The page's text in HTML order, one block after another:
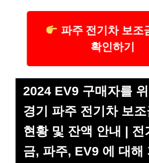
파주 전기차 보조
확인하기
2024 EV9 구매자를
경기 파주 전기차 보조
현황 및 잔액 안내 | 전
금, 파주, EV9 에 대해